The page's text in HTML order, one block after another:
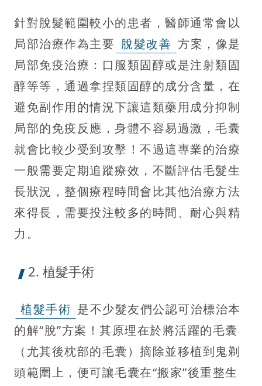
針對脫髮範圍較小的患者，醫師通常會以
局部治療作為主要 脫髮改善 方案，像是
局部免疫治療：口服類固醇或是注射類固
醇等等，通過拿捏類固醇的成分含量，在
避免副作用的情況下讓這類藥用成分抑制
局部的免疫反應，身體不容易過激，毛囊
就會比較少受到攻擊！不過這專業的治療
一般需要定期追蹤療效，不斷評估毛髮生
長狀況，整個療程時間會比其他治療方法
來得長，需要投注較多的時間、耐心與精
力。
2. 植髮手術
植髮手術 是不少髮友們公認可治標治本
的解“脫”方案！其原理在於將活躍的毛囊
（尤其後枕部的毛囊）摘除並移植到鬼剃
頭範圍上，便可讓毛囊在“搬家”後重整生